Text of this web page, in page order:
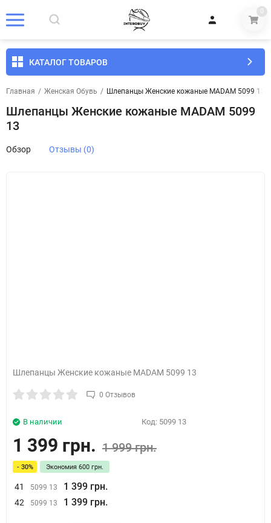
0
КАТАЛОГ ТОВАРОВ
Главная / Женская Обувь / Шлепанцы Женские кожаные MADAM 5099 13
Шлепанцы Женские кожаные MADAM 5099
13
Обзор Отзывы (0)
Шлепанцы Женские кожаные MADAM 5099 13
0 Отзывов
В наличии Код: 5099 13
1 399 грн. 1 999 грн.
- 30% Экономия 600 грн.
41 5099 13 1 399 грн.
42 5099 13 1 399 грн.